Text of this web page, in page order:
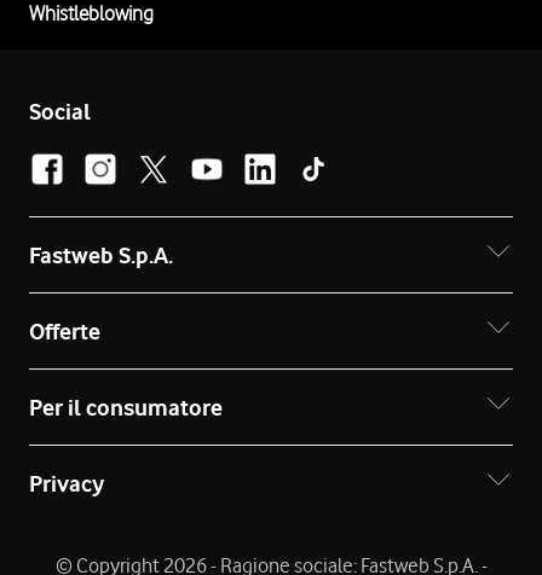
Whistleblowing
Social
Fastweb S.p.A.
Offerte
Per il consumatore
Privacy
© Copyright 2026 - Ragione sociale: Fastweb S.p.A. -